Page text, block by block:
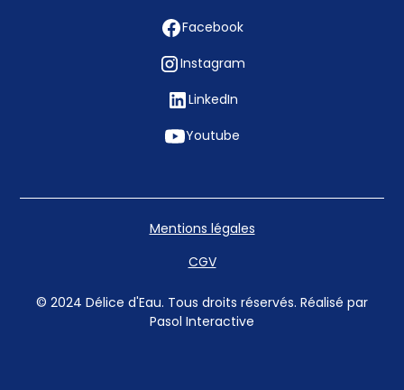
Facebook
Instagram
LinkedIn
Youtube
© 2024 Délice d'Eau. Tous droits réservés. Réalisé par
Pasol Interactive
Mentions légales
CGV